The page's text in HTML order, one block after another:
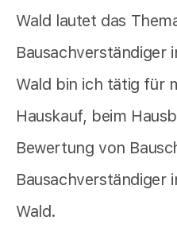
Wald lautet das
Bausachverständiger
Wald bin ich tätig für
Hauskauf, beim
Bewertung von
Bausachverständiger
Wald.